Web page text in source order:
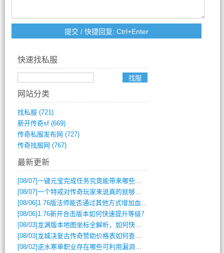
快速找私服
网站分类
找私服 (721)
新开传奇sf(669)
传奇私服发布网 (727)
传奇找服网 (767)
最新更新
[08/07]一键元宝完成任务究竟能带来哪些超值优势？
[08/07]一个特戒对传奇玩家来说真的就够用了吗？
[08/06] 1.76版法师能否通过其他方式增加血量？
[08/06] 1.76新开合击版本如何快速提升等级？
[08/03]龙渊版本地图坐标全解析，如何快速定位BOSS位置？
[08/03]龙城决复古传奇赞助价格表如何查询？
[08/02]逆水寒单职业存在哪些可利用漏洞？如何快速提升战力？